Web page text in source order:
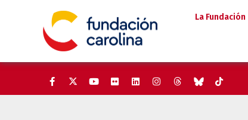
La Fundación